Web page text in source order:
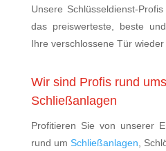
Unsere Schlüsseldienst-
das preiswerteste, beste
Ihre verschlossene Tür wieder
Wir sind Profis rund
Schließanlagen
Profitieren Sie von unserer
rund um Schließanlagen ,